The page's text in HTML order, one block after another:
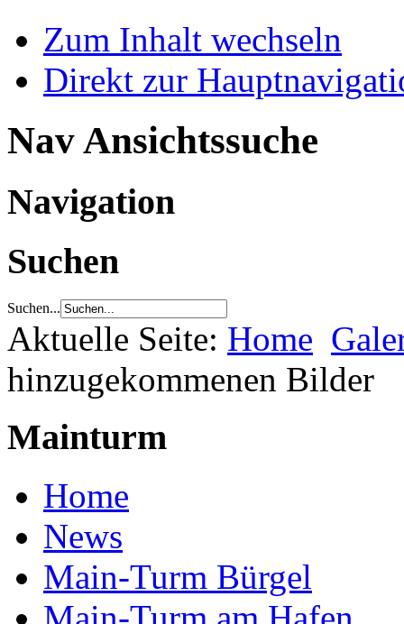
Zum Inhalt wechseln
Direkt zur
Nav Ansichtssuche
Navigation
Suchen
Suchen...
Aktuelle Seite: Home
hinzugekommenen Bilder
Mainturm
Home
News
Main-Turm Bürgel